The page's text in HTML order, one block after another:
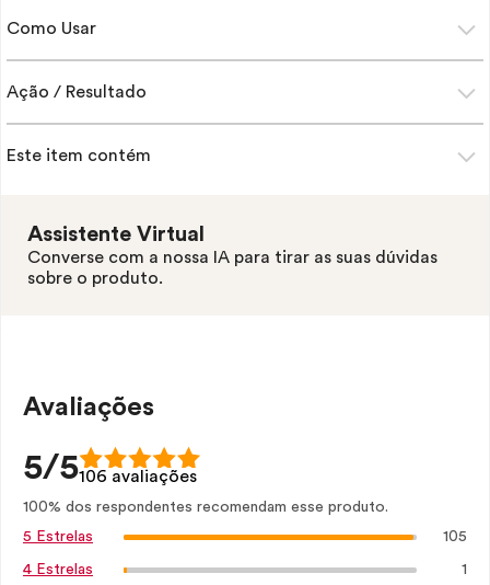
Como Usar
Ação / Resultado
Este item contém
Assistente Virtual
Converse com a nossa IA para tirar as suas dúvidas
sobre o produto.
Avaliações
5/5106 avaliações
100% dos respondentes recomendam esse produto.
5 Estrelas
105
4 Estrelas 1